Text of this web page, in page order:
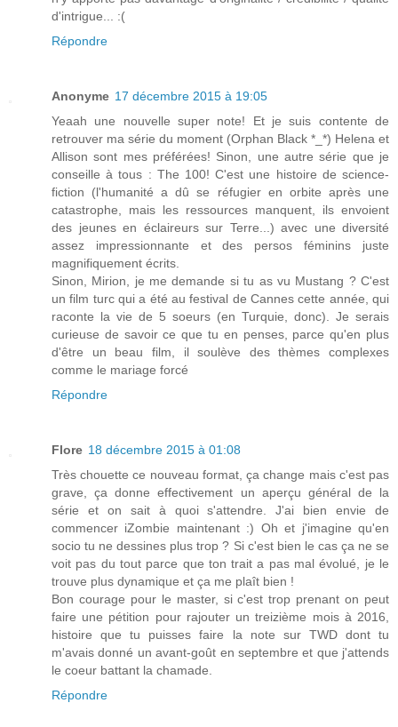
d'intrigue... :(
Répondre
Anonyme 17 décembre 2015 à 19:05
Yeaah une nouvelle super note! Et je suis contente de
retrouver ma série du moment (Orphan Black *_*) Helena et
Allison sont mes préférées! Sinon, une autre série que je
conseille à tous : The 100! C'est une histoire de science-
fiction (l'humanité a dû se réfugier en orbite après une
catastrophe, mais les ressources manquent, ils envoient
des jeunes en éclaireurs sur Terre...) avec une diversité
assez impressionnante et des persos féminins juste
magnifiquement écrits.
Sinon, Mirion, je me demande si tu as vu Mustang ? C'est
un film turc qui a été au festival de Cannes cette année, qui
raconte la vie de 5 soeurs (en Turquie, donc). Je serais
curieuse de savoir ce que tu en penses, parce qu'en plus
d'être un beau film, il soulève des thèmes complexes
comme le mariage forcé
Répondre
Flore 18 décembre 2015 à 01:08
Très chouette ce nouveau format, ça change mais c'est pas
grave, ça donne effectivement un aperçu général de la
série et on sait à quoi s'attendre. J'ai bien envie de
commencer iZombie maintenant :) Oh et j'imagine qu'en
socio tu ne dessines plus trop ? Si c'est bien le cas ça ne se
voit pas du tout parce que ton trait a pas mal évolué, je le
trouve plus dynamique et ça me plaît bien !
Bon courage pour le master, si c'est trop prenant on peut
faire une pétition pour rajouter un treizième mois à 2016,
histoire que tu puisses faire la note sur TWD dont tu
m'avais donné un avant-goût en septembre et que j'attends
le coeur battant la chamade.
Répondre